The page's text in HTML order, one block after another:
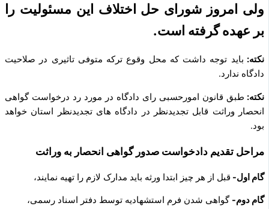
ولی امروز شورای حل اختلاف این مسئولیت را
بر عهده گرفته است.
نکته: باید توجه داشت که محل وقوع ترکه متوفی تاثیری در صلاحیت
دادگاه ندارد.
نکته: طبق قانون امورحسبی رای دادگاه در مورد رد درخواست گواهی
انحصار وراثت قابل تجدیدنظر در دادگاه‌ های تجدیدنظر استان خواهد
بود.
مراحل تقدیم دادخواست صدور گواهی انحصار به وراثت
گام اول- قبل از هر چیز ابتدا ورثه باید مدارک لازم را تهیه نمایند،
گام دوم- گواهی شدن فرم استشهادیه توسط دفتر اسناد رسمی،